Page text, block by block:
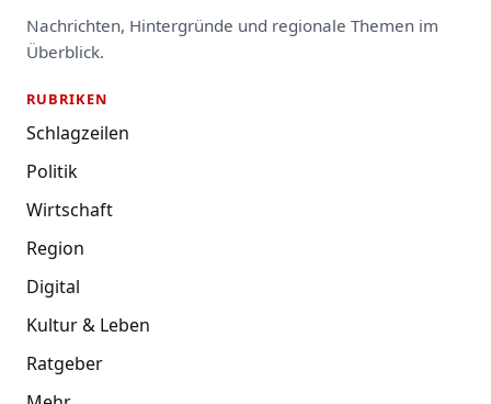
Nachrichten, Hintergründe und regionale Themen im
Überblick.
RUBRIKEN
Schlagzeilen
Politik
Wirtschaft
Region
Digital
Kultur & Leben
Ratgeber